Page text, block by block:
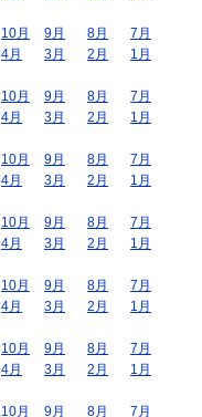
10月 9月 8月
7月
4月 3月 2月
1月
10月 9月 8月
7月
4月 3月 2月
1月
10月 9月 8月
7月
4月 3月 2月
1月
10月 9月 8月
7月
4月 3月 2月
1月
10月 9月 8月
7月
4月 3月 2月
1月
10月 9月 8月
7月
4月 3月 2月
1月
10月 9月 8月 7月